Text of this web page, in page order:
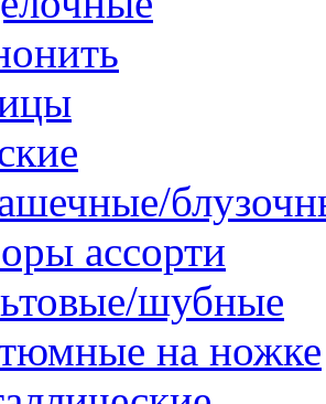
ассорти
шубные
на ножке